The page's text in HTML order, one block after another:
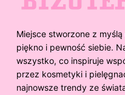
Miejsce stworzone z
piękno i pewność siebie.
wszystko, co inspiruje
przez kosmetyki i
najnowsze trendy ze